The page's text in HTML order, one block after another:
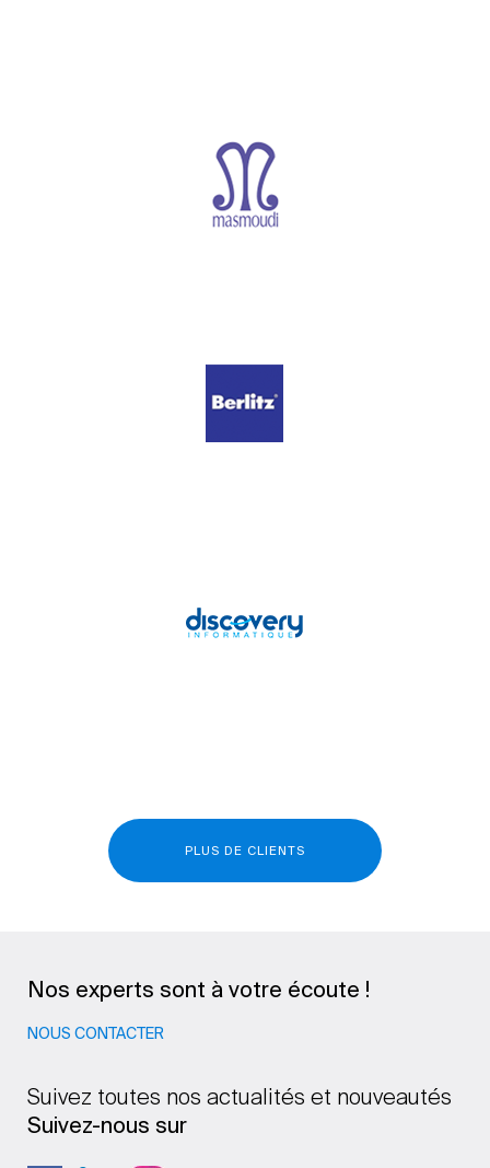
PLUS DE CLIENTS
Nos experts sont à votre écoute !
NOUS CONTACTER
Suivez toutes nos actualités et nouveautés
Suivez-nous sur